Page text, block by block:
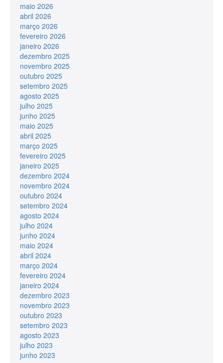
maio 2026
abril 2026
março 2026
fevereiro 2026
janeiro 2026
dezembro 2025
novembro 2025
outubro 2025
setembro 2025
agosto 2025
julho 2025
junho 2025
maio 2025
abril 2025
março 2025
fevereiro 2025
janeiro 2025
dezembro 2024
novembro 2024
outubro 2024
setembro 2024
agosto 2024
julho 2024
junho 2024
maio 2024
abril 2024
março 2024
fevereiro 2024
janeiro 2024
dezembro 2023
novembro 2023
outubro 2023
setembro 2023
agosto 2023
julho 2023
junho 2023